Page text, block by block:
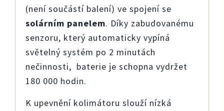
(není součástí balení) ve spojení se
solárním panelem. Díky zabudovanému
senzoru, který automaticky vypíná
světelný systém po 2 minutách
nečinnosti, baterie je schopna vydržet
180 000 hodin.
K upevnění kolimátoru slouží nízká